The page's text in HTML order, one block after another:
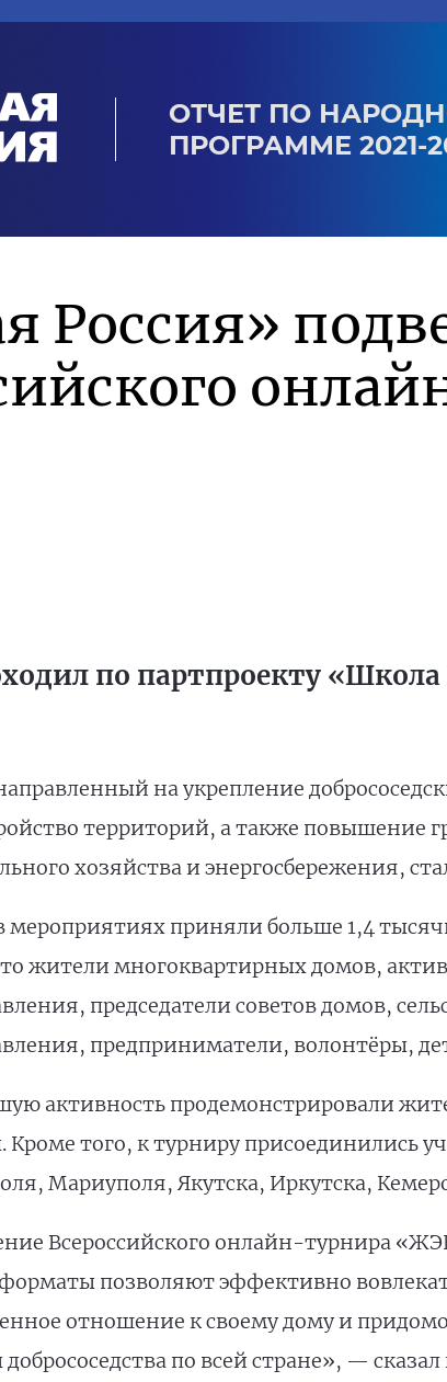
ОТЧЕТ ПО
ПРОГРАММЕ 2021-
Россия»
по партпроекту
на укрепление
территорий, а также
хозяйства и энергосбережения,
мероприятиях приняли больше 1,4
жители многоквартирных домов,
председатели советов домов,
предприниматели, волонтёры,
активность продемонстрировали
того, к турниру присоединились
Мариуполя, Якутска, Иркутска,
Всероссийского онлайн-турнира
позволяют эффективно
отношение к своему дому и
по всей стране», —